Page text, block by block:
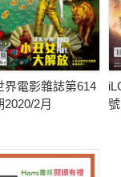
標就是希望能夠推
些美好的聲音。在
高不可攀，「我
，這讓我深信，
界電影雜誌第614
2020/2月
號